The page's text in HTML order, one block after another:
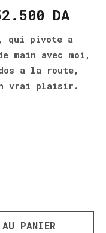
DA
qui pivote a
main avec moi,
a la route,
vrai plaisir.
AU PANIER